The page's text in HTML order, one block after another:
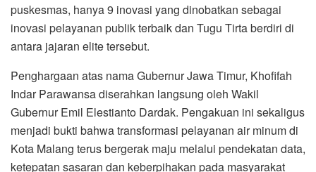
puskesmas, hanya 9 inovasi yang dinobatkan sebagai
inovasi pelayanan publik terbaik dan Tugu Tirta berdiri di
antara jajaran elite tersebut.
Penghargaan atas nama Gubernur Jawa Timur, Khofifah
Indar Parawansa diserahkan langsung oleh Wakil
Gubernur Emil Elestianto Dardak. Pengakuan ini sekaligus
menjadi bukti bahwa transformasi pelayanan air minum di
Kota Malang terus bergerak maju melalui pendekatan data,
ketepatan sasaran dan keberpihakan pada masyarakat